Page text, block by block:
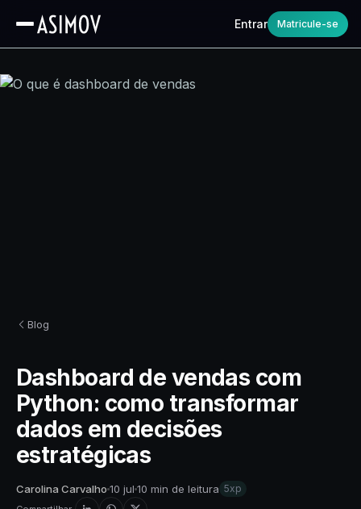
Entrar Matricule-se
Blog
Dashboard de vendas com
Python: como transformar
dados em decisões
estratégicas
Carolina Carvalho 10 jul 10 min de leitura 5xp